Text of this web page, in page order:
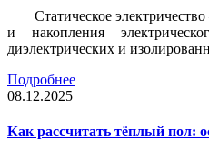
Статическое
и накопления
диэлектрических и
Подробнее
08.12.2025
Как рассчитать тёплый пол: